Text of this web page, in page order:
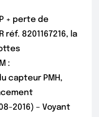
+ perte de
réf. 8201167216, la
:
capteur PMH,
2016) – Voyant